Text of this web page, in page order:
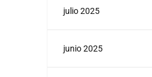
julio 2025
junio 2025